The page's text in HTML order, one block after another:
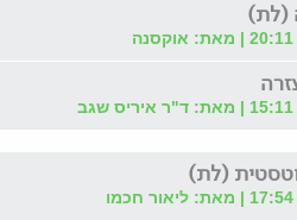
(לת)
(לת)